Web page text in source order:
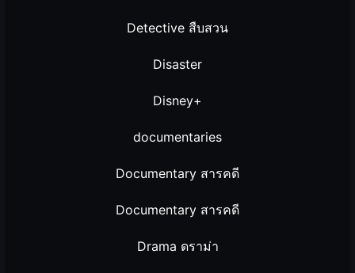
Detective สืบสวน
Disaster
Disney+
documentaries
Documentary สารคดี
Documentary สารคดี
Drama ดราม่า